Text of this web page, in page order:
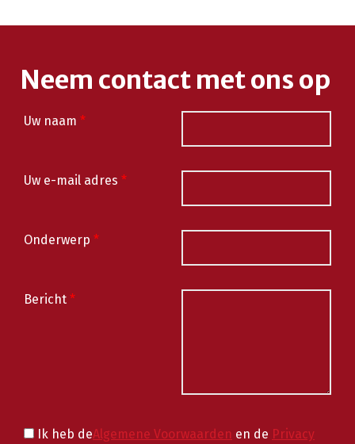
Neem contact met ons op
Uw naam *
Uw e-mail adres *
Onderwerp *
Bericht *
Ik heb deAlgemene Voorwaarden en de Privacy